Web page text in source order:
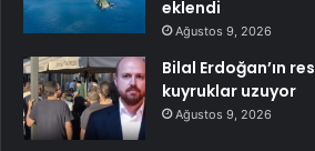
eklendi
Ağustos 9, 2026
Bilal Erdoğan’ın
kuyruklar uzuyor
Ağustos 9, 2026